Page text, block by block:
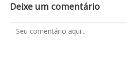
Deixe um comentário